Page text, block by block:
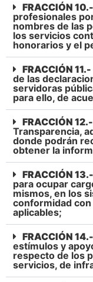
FRACCIÓN 10.-
profesionales
nombres de las
los servicios
honorarios y el
FRACCIÓN 11.-
de las
servidoras
para ello, de
FRACCIÓN 12.-
Transparencia,
donde podrán
obtener la
FRACCIÓN 13.-
para ocupar
mismos, en los
conformidad
aplicables;
FRACCIÓN 14.-
estímulos y
respecto de los
servicios, de